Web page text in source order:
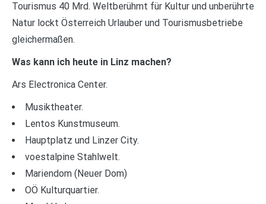
Tourismus 40 Mrd. Weltberühmt für Kultur und unberührte
Natur lockt Österreich Urlauber und Tourismusbetriebe
gleichermaßen.
Was kann ich heute in Linz machen?
Ars Electronica Center.
Musiktheater.
Lentos Kunstmuseum.
Hauptplatz und Linzer City.
voestalpine Stahlwelt.
Mariendom (Neuer Dom)
OÖ Kulturquartier.